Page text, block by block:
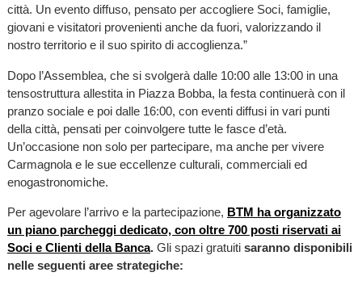
città. Un evento diffuso, pensato per accogliere Soci, famiglie,
giovani e visitatori provenienti anche da fuori, valorizzando il
nostro territorio e il suo spirito di accoglienza.”
Dopo l’Assemblea, che si svolgerà dalle 10:00 alle 13:00 in una
tensostruttura allestita in Piazza Bobba, la festa continuerà con il
pranzo sociale e poi dalle 16:00, con eventi diffusi in vari punti
della città, pensati per coinvolgere tutte le fasce d’età.
Un’occasione non solo per partecipare, ma anche per vivere
Carmagnola e le sue eccellenze culturali, commerciali ed
enogastronomiche.
Per agevolare l’arrivo e la partecipazione, BTM ha organizzato
un piano parcheggi dedicato, con oltre 700 posti riservati ai
Soci e Clienti della Banca.Gli spazi gratuiti saranno disponibili
nelle seguenti aree strategiche: